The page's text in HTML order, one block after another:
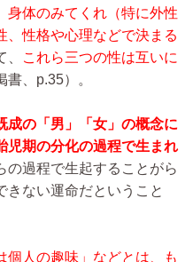
身体のみてくれ（特に外性
、性格や心理などで決まる
、
これら三つの性は互いに
、p.35）。
成の「男」「女」の概念に
児期の分化の過程で生まれ
の過程で生起することがら
きない運命だということ
個人の趣味」などとは、も